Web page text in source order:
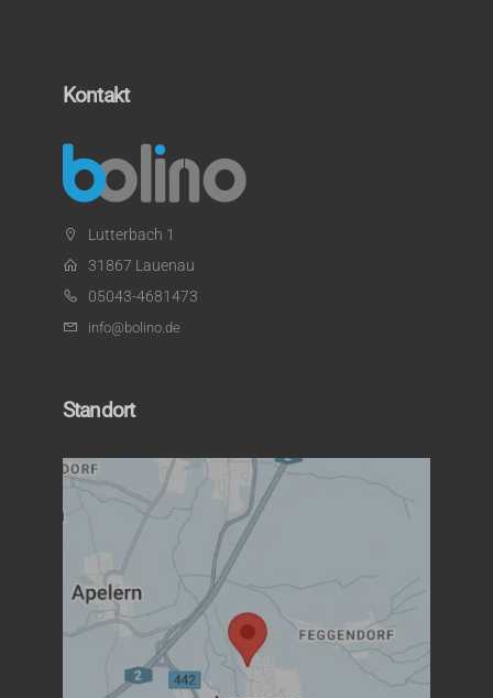
Kontakt
Lutterbach 1
31867 Lauenau
05043-4681473
info@bolino.de
Standort